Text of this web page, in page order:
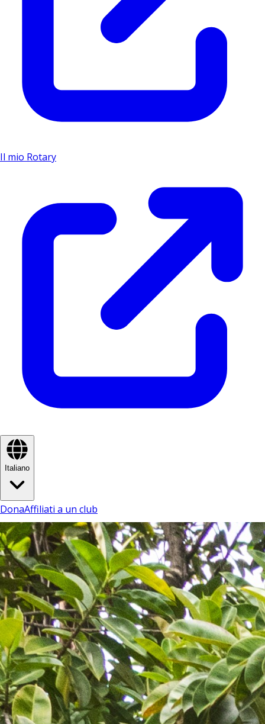
Il mio Rotary
Italiano
DonaAffiliati a un club